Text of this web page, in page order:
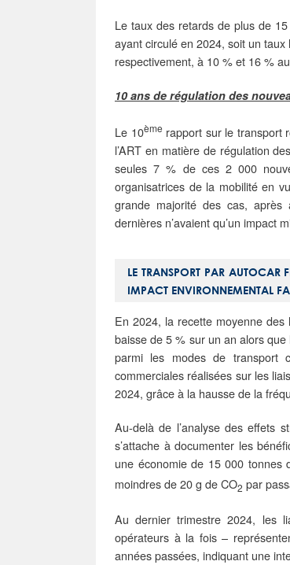
Le taux des retards de plus de
ayant circulé en 2024, soit un
respectivement, à 10 % et 16 %
10 ans de régulation des
Le 10ème rapport sur le transport
l’ART en matière de régulation
seules 7 % de ces 2 000
organisatrices de la mobilité en
grande majorité des cas, après
dernières n’avaient qu’un impact
LE TRANSPORT PAR AUTOCAR
IMPACT ENVIRONNEMENTAL
En 2024, la recette moyenne
baisse de 5 % sur un an alors
parmi les modes de transport
commerciales réalisées sur les
2024, grâce à la hausse de la
Au-delà de l’analyse des effets
s’attache à documenter les
une économie de 15 000 tonnes
moindres de 20 g de CO2 par
Au dernier trimestre 2024, les
opérateurs à la fois –
années passées, indiquant une